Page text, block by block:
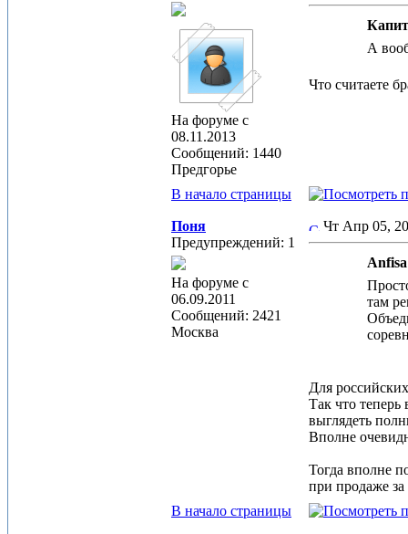
На форуме с
08.11.2013
Сообщений: 1440
Предгорье
А
Что считаете
В начало страницы
Поня
Предупреждений: 1
На форуме с
06.09.2011
Сообщений: 2421
Москва
Чт Апр 05,
там
Для
Так что
выглядеть
Вполне
Тогда вполне
при продаже
В начало страницы